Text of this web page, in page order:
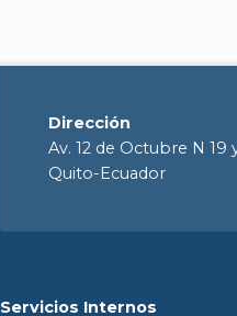
Dirección
Av. 12 de Octubre N 19
Quito-Ecuador
Servicios Internos